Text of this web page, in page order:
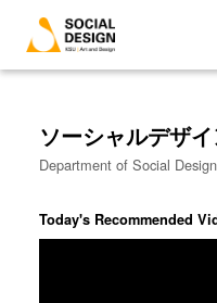
ソーシャルデザ
Department of Social
Today's Recommended